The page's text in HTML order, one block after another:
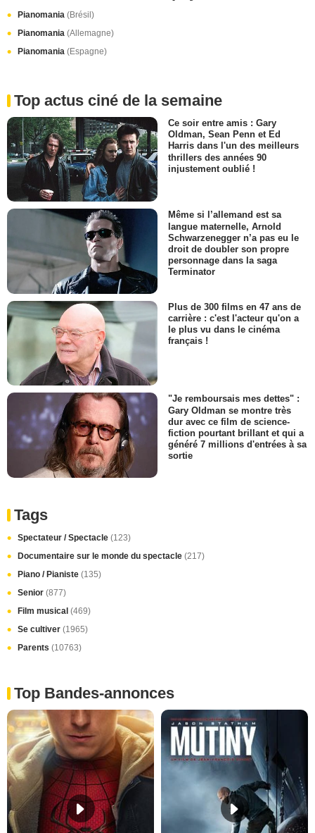
Pianomania (Brésil)
Pianomania (Allemagne)
Pianomania (Espagne)
Top actus ciné de la semaine
Ce soir entre amis : Gary
Oldman, Sean Penn et Ed
Harris dans l'un des meilleurs
thrillers des années 90
injustement oublié !
Même si l’allemand est sa
langue maternelle, Arnold
Schwarzenegger n’a pas eu le
droit de doubler son propre
personnage dans la saga
Terminator
Plus de 300 films en 47 ans de
carrière : c'est l'acteur qu'on a
le plus vu dans le cinéma
français !
"Je remboursais mes dettes" :
Gary Oldman se montre très
dur avec ce film de science-
fiction pourtant brillant et qui a
généré 7 millions d'entrées à sa
sortie
Tags
Spectateur / Spectacle (123)
Documentaire sur le monde du spectacle (217)
Piano / Pianiste (135)
Senior (877)
Film musical (469)
Se cultiver (1965)
Parents (10763)
Top Bandes-annonces